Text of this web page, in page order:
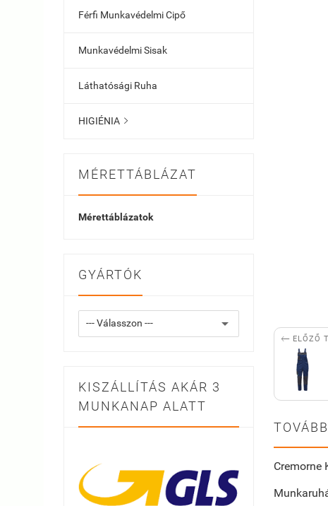
Férfi Munkavédelmi Cipő
Munkavédelmi Sisak
Láthatósági Ruha
HIGIÉNIA 
MÉRETTÁBLÁZAT
Mérettáblázatok
GYÁRTÓK
KISZÁLLÍTÁS AKÁR 3
MUNKANAP ALATT
 ELŐZŐ
Cremorne